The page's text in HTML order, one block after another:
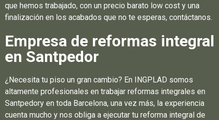
que hemos trabajado, con un precio barato low cost y una
finalización en los acabados que no te esperas, contáctanos.
Empresa de reformas integral
en Santpedor
¿Necesita tu piso un gran cambio? En INGPLAD somos
altamente profesionales en trabajar reformas integrales en
Santpedory en toda Barcelona, una vez más, la experiencia
cuenta mucho y nos obliga a ejecutar tu reforma integral de